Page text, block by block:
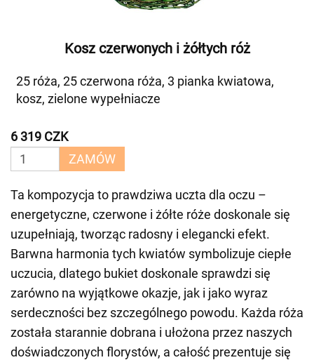
Kosz czerwonych i żółtych róż
25 róża, 25 czerwona róża, 3 pianka kwiatowa,
kosz, zielone wypełniacze
6 319 CZK
ZAMÓW
Ta kompozycja to prawdziwa uczta dla oczu –
energetyczne, czerwone i żółte róże doskonale się
uzupełniają, tworząc radosny i elegancki efekt.
Barwna harmonia tych kwiatów symbolizuje ciepłe
uczucia, dlatego bukiet doskonale sprawdzi się
zarówno na wyjątkowe okazje, jak i jako wyraz
serdeczności bez szczególnego powodu. Każda róża
została starannie dobrana i ułożona przez naszych
doświadczonych florystów, a całość prezentuje się